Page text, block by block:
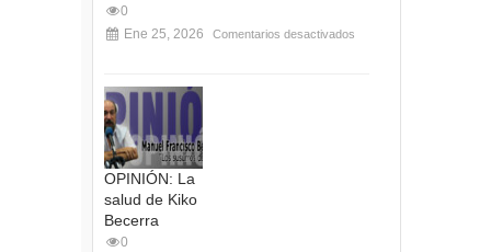
0
Ene 25, 2026
Comentarios desactivados
OPINIÓN: La
salud de Kiko
Becerra
0